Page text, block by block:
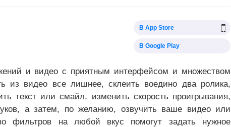
В App Store
В Google Play
и видео с приятным интерфейсом и множеством
из видео все лишнее, склеить воедино два ролика,
текст или смайл, изменить скорость проигрывания,
а затем, по желанию, озвучить ваше видео или
фильтров на любой вкус помогут задать нужное